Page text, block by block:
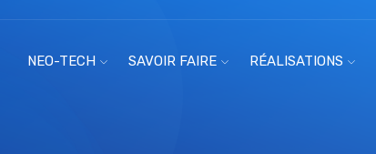
NEO-TECH SAVOIR FAIRE RÉALISATIONS